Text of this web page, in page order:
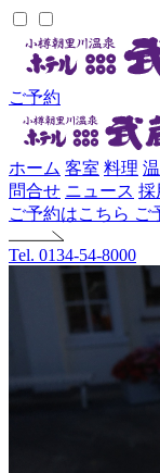
ご予約
ホーム 客室 料理
問合せ ニュース 採
ご予約はこちら ご
Tel. 0134-54-8000